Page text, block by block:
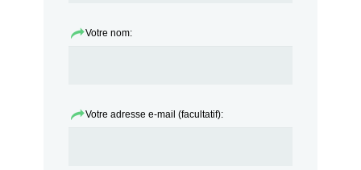
Votre nom:
Votre adresse e-mail (facultatif):